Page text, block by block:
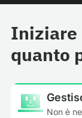
Iniziare
quanto
Non è